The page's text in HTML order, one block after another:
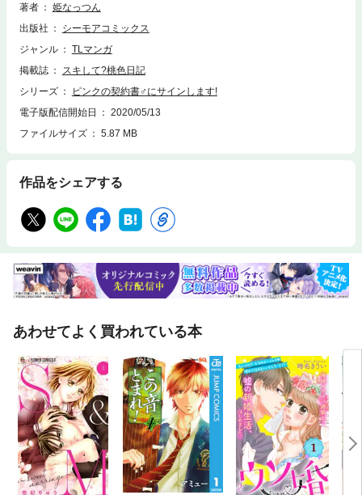
著者
姫なっつん
出版社
シーモアコミックス
ジャンル
TLマンガ
掲載誌
スキして?桃色日記
シリーズ
ピンクの契約書♂にサインします!
電子版配信開始日
2020/05/13
ファイルサイズ
5.87 MB
作品をシェアする
あわせてよく買われている本